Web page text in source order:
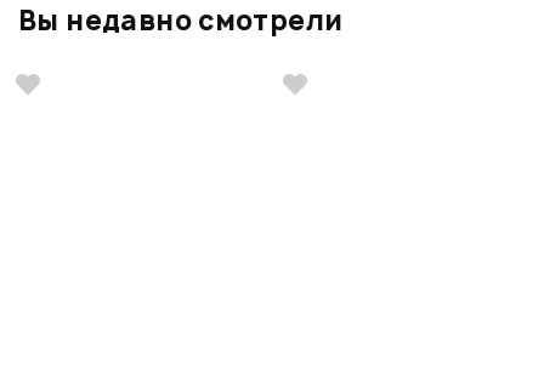
Вы недавно смотрели